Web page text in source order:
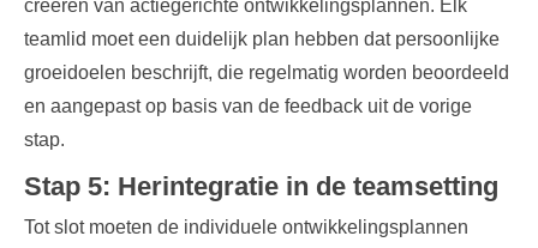
creëren van actiegerichte ontwikkelingsplannen. Elk
teamlid moet een duidelijk plan hebben dat persoonlijke
groeidoelen beschrijft, die regelmatig worden beoordeeld
en aangepast op basis van de feedback uit de vorige
stap.
Stap 5: Herintegratie in de teamsetting
Tot slot moeten de individuele ontwikkelingsplannen